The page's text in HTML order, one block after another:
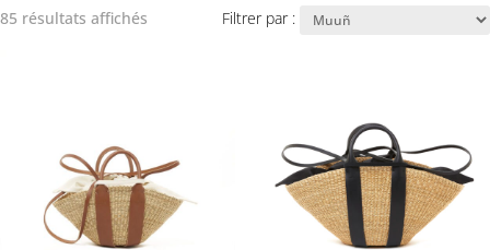
85 résultats affichés Filtrer par :